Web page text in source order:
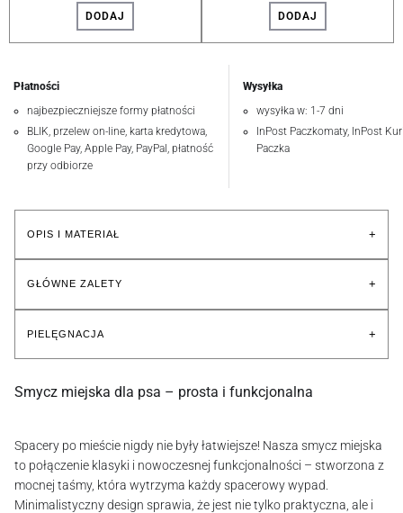
DODAJ
DODAJ
Płatności
najbezpieczniejsze formy płatności
BLIK, przelew on-line, karta kredytowa,
Google Pay, Apple Pay, PayPal, płatność
przy odbiorze
Wysyłka
wysyłka w: 1-7 dni
InPost Paczkomaty, InPost
Paczka
OPIS I MATERIAŁ +
GŁÓWNE ZALETY +
PIELĘGNACJA +
Smycz miejska dla psa – prosta i funkcjonalna
Spacery po mieście nigdy nie były łatwiejsze! Nasza smycz miejska
to połączenie klasyki i nowoczesnej funkcjonalności – stworzona z
mocnej taśmy, która wytrzyma każdy spacerowy wypad.
Minimalistyczny design sprawia, że jest nie tylko praktyczna, ale i